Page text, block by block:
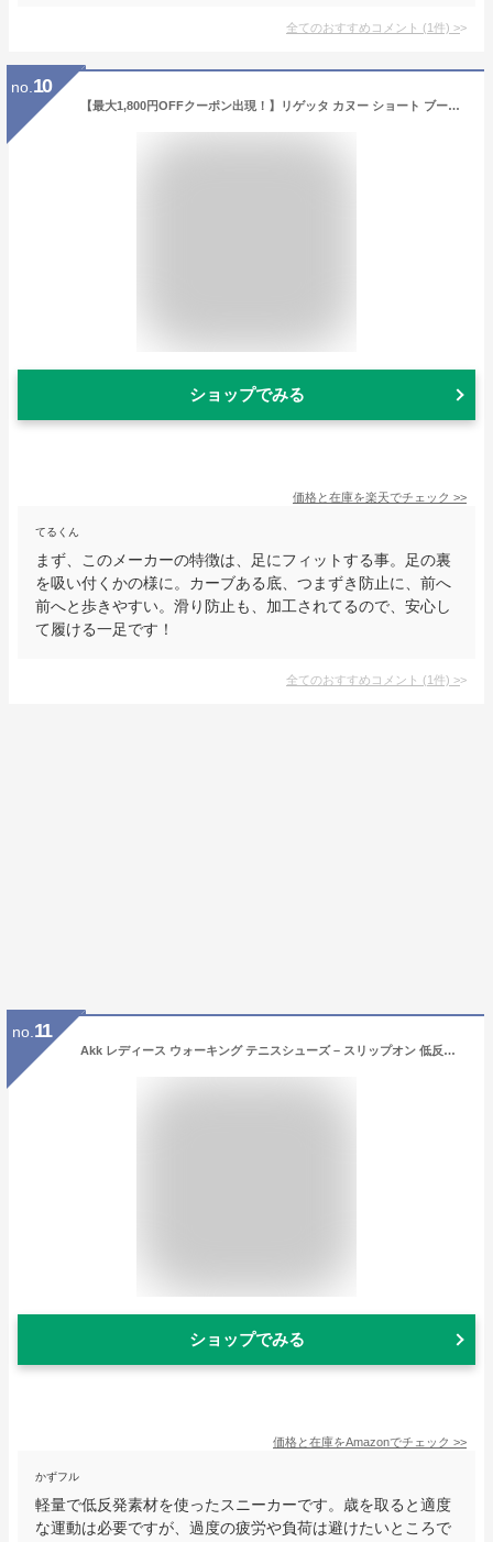
全てのおすすめコメント (1件) >
no. 10
【最大1,800円OFFクーポン出現！】リゲッタ カヌー ショート ブーツ レディース CJNS1301 レースアップ 滑り止め 防滑 耐滑性 ハイドロストッパー グミインソール 歩きやすい おしゃれ 秋 冬 リゲッタカヌー 日本製 正規取扱店 カヌートリコ【あす楽】
ショップでみる
価格と在庫を楽天でチェック >>
てるくん
まず、このメーカーの特徴は、足にフィットする事。足の裏
を吸い付くかの様に。カーブある底、つまずき防止に、前へ
前へと歩きやすい。滑り防止も、加工されてるので、安心し
て履ける一足です！
全てのおすすめコメント (1件) >
no. 11
Akk レディース ウォーキング テニスシューズ – スリップオン 低反発素材 軽量 カジュアルスニーカー ジム 旅行 仕事用 US サイズ: 9.5
ショップでみる
価格と在庫をAmazonでチェック >>
かずフル
軽量で低反発素材を使ったスニーカーです。歳を取ると適度
な運動は必要ですが、過度の疲労や負荷は避けたいところで